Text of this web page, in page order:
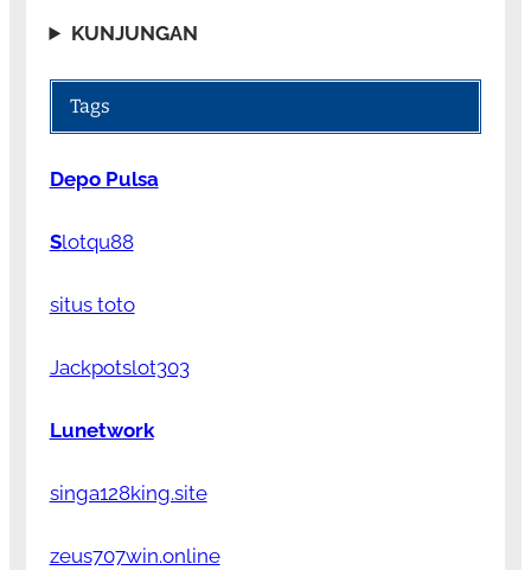
KUNJUNGAN
Tags
Depo Pulsa
Slotqu88
situs toto
Jackpotslot303
Lunetwork
singa128king.site
zeus707win.online